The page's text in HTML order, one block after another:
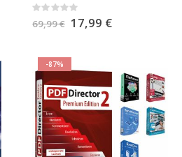
Rating:
0%
69,99 € Special
Price
17,99 €
-87%